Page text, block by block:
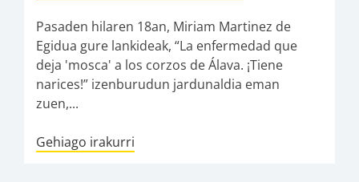
Pasaden hilaren 18an, Miriam Martinez de
Egidua gure lankideak, “La enfermedad que
deja 'mosca' a los corzos de Álava. ¡Tiene
narices!” izenburudun jardunaldia eman
zuen,...
Gehiago irakurri